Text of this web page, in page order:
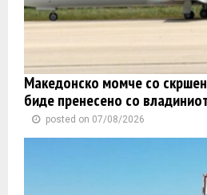
Македонско момче со
биде пренесено со
posted on 07/08/2026